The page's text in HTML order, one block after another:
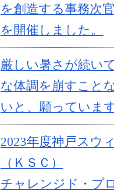
を創造する事務次
を開催しました。
厳しい暑さが続い
な体調を崩すこと
いと、願っていま
2023年度神戸スウ
（ＫＳＣ）
チャレンジド・プ